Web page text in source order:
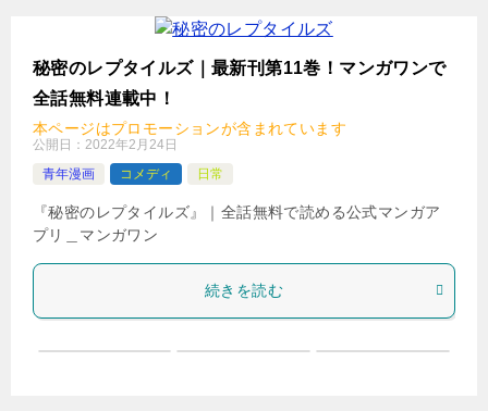
秘密のレプタイルズ｜最新刊第11巻！マンガワンで
全話無料連載中！
本ページはプロモーションが含まれています
公開日： 2022年2月24日
青年漫画
コメディ 日常
『秘密のレプタイルズ』｜全話無料で読める公式マンガア
プリ＿マンガワン
続きを読む